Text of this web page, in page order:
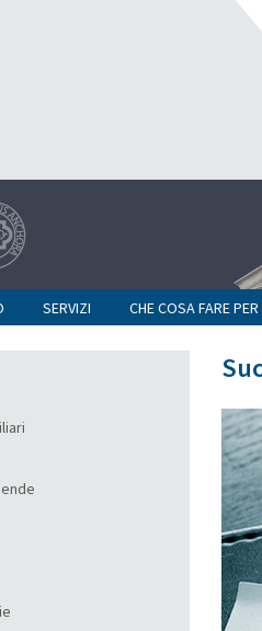
SERVIZI CHE COSA FARE PER